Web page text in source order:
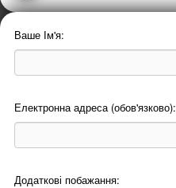
Ваше Ім'я:
Електронна адреса (обов'язково):
Додаткові побажання: